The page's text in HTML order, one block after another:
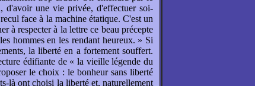
d'avoir une vie privée, d'effectuer soi-
face à la machine étatique. C'est un
à respecter à la lettre ce beau précepte
hommes en les rendant heureux. » Si
la liberté en a fortement souffert.
édifiante de « la vieille légende du
le choix : le bonheur sans liberté
là ont choisi la liberté et, naturellement